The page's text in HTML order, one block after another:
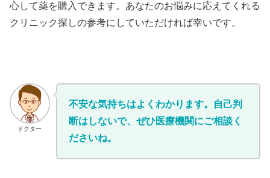
心して薬を購入できます。あなたのお悩みに応えてくれる
クリニック探しの参考にしていただければ幸いです。
ドクター
不安な気持ちはよくわかります。自己判
断はしないで、ぜひ医療機関にご相談く
ださいね。